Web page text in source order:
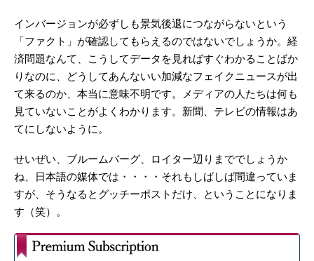
インバージョンが必ずしも景気後退につながらないという
「ファクト」が確認してもらえるのではないでしょうか。経
済問題なんて、こうしてデータを見ればすぐわかることばか
りなのに、どうしてあんないい加減なフェイクニュースが出
て来るのか、本当に意味不明です。メディアの人たちは何も
見ていないことがよくわかります。新聞、テレビの情報はあ
てにしないように。
せいぜい、ブルームバーグ、ロイター辺りまででしょうか
ね、日本語の媒体では・・・・それもしばしば間違っていま
すが、そうなるとグッチーポストだけ、ということになりま
す（笑）。